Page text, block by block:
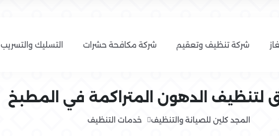
شركة تنظيف وتعقيم شركة مكافحة حشرات التسليك والتسريب
الدهون المتراكمة في المطبخ
المجد كلين للصيانة والتنظيف خدمات التنظيف